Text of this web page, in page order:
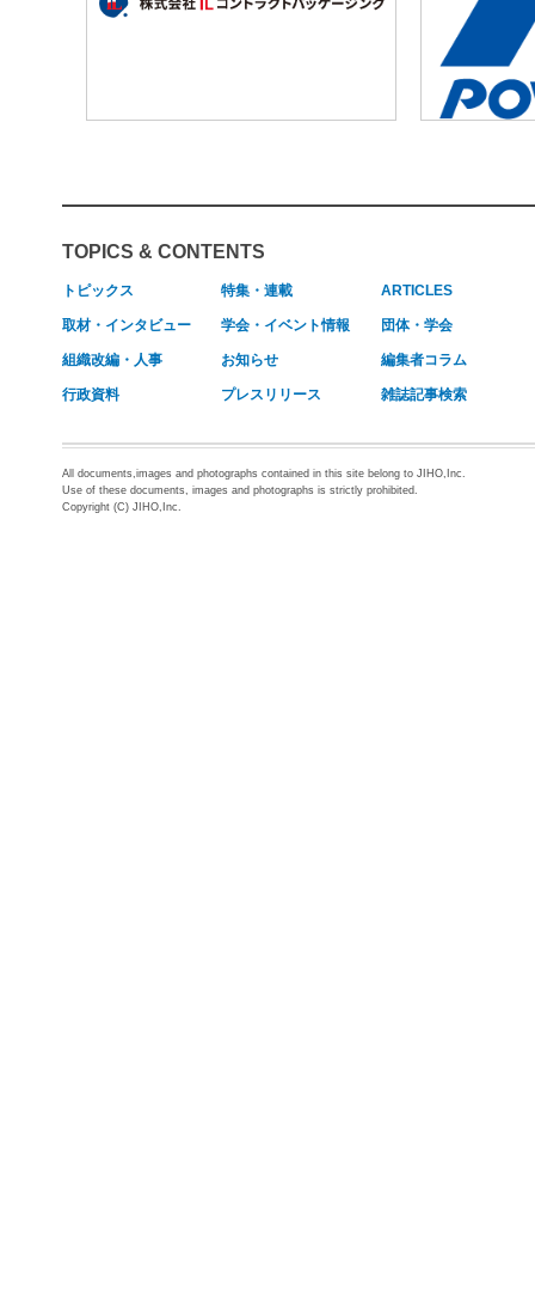
TOPICS & CONTENTS
トピックス 特集・連載 ARTICLES
取材・インタビュー 学会・イベント情報 団体・学会
組織改編・人事 お知らせ 編集者コラム
行政資料 プレスリリース 雑誌記事検索
All documents,images and photographs contained in this site belong to JIHO,Inc.
Use of these documents, images and photographs is strictly prohibited.
Copyright (C) JIHO,Inc.